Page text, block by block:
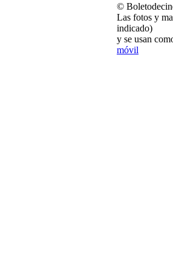
©
Las fotos y
indicado)
y se usan
móvil